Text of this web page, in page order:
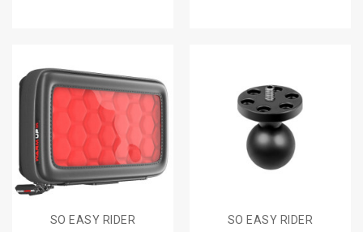
SO EASY RIDER
SO EASY RIDER